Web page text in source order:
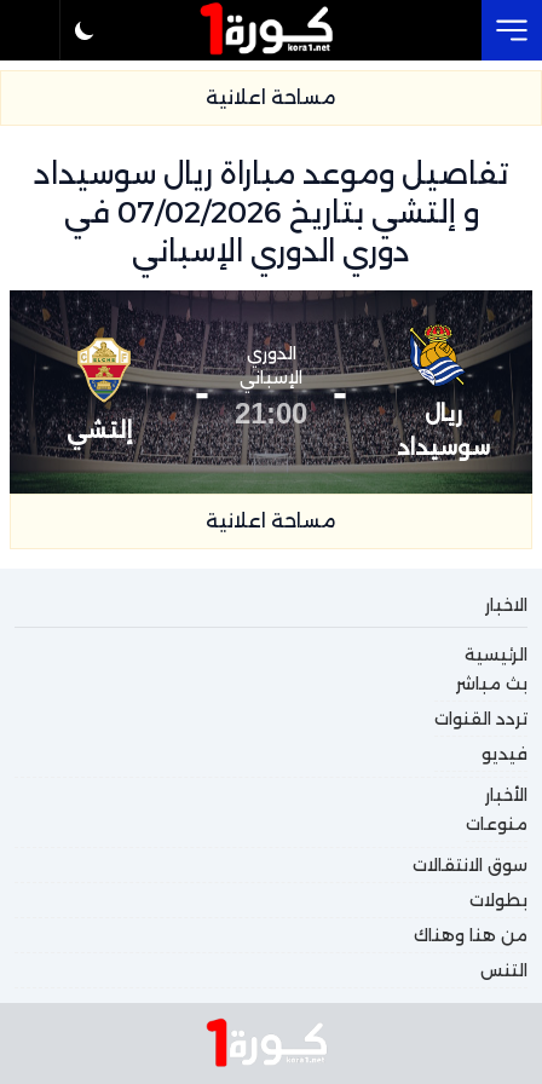
مساحة اعلانية
تفاصيل وموعد مباراة ريال سوسيداد
و إلتشي بتاريخ 07/02/2026 في
دوري الدوري الإسباني
ريال
سوسيداد
-
الدوري
الإسباني
21:00
-
إلتشي
مساحة اعلانية
الاخبار
الرئيسية
بث مباشر
تردد القنوات
فيديو
الأخبار
منوعات
سوق الانتقالات
بطولات
من هنا وهناك
التنس